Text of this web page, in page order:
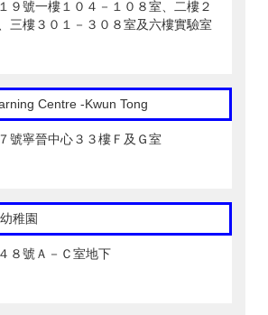
９號一樓１０４－１０８室、二樓２
三樓３０１－３０８室及六樓實驗室
Centre‎ -Kwun Tong
號寧晉中心３３樓Ｆ及Ｇ室
稚園
８號Ａ－Ｃ室地下